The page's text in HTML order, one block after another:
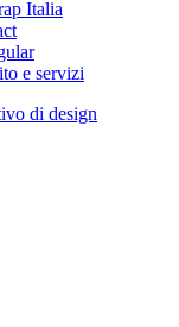
Italia
e servizi
di design